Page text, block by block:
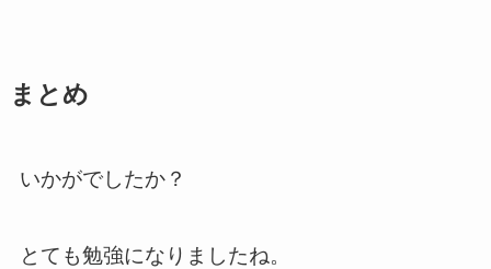
まとめ
いかがでしたか？
とても勉強になりましたね。